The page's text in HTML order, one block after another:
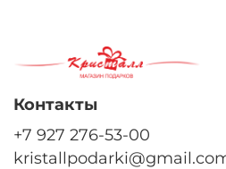
Контакты
+7 927 276-53-00